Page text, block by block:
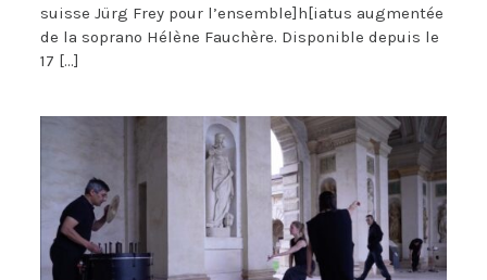
suisse Jürg Frey pour l’ensemble]h[iatus augmentée
de la soprano Hélène Fauchère. Disponible depuis le
17 […]